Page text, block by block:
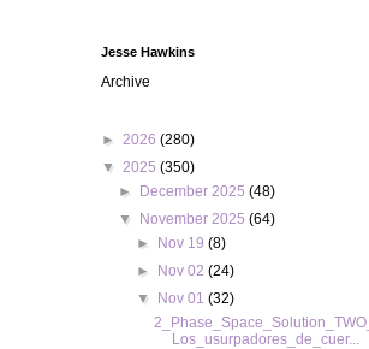
Jesse Hawkins
Archive
► 2026 (280)
▼ 2025 (350)
►
December 2025(48)
▼
November 2025(64)
►
Nov 19 (8)
►
Nov 02 (24)
▼
Nov 01 (32)
2_Phase_Space_Solution_TWO_
Los_usurpadores_de_cuer...